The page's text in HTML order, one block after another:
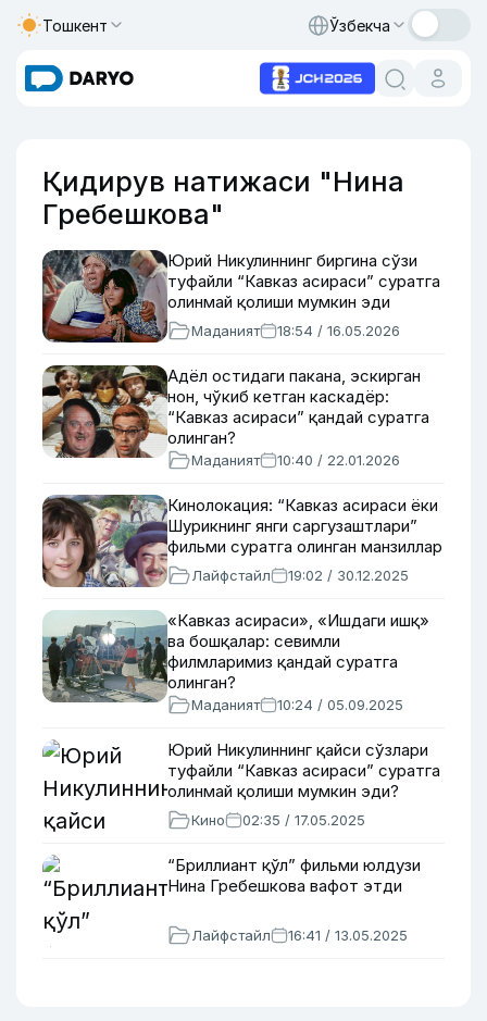
Тошкент Ўзбекча
Қидирув натижаси "Нина
Гребешкова"
Юрий Никулиннинг биргина сўзи
туфайли “Кавказ асираси” суратга
олинмай қолиши мумкин эди
Маданият 18:54 / 16.05.2026
Адёл остидаги пакана, эскирган
нон, чўкиб кетган каскадёр:
“Кавказ асираси” қандай суратга
олинган?
Маданият 10:40 / 22.01.2026
Кинолокация: “Кавказ асираси ёки
Шурикнинг янги саргузаштлари”
фильми суратга олинган манзиллар
Лайфстайл 19:02 / 30.12.2025
«Кавказ асираси», «Ишдаги ишқ»
ва бошқалар: севимли
филмларимиз қандай суратга
олинган?
Маданият 10:24 / 05.09.2025
Юрий Никулиннинг қайси сўзлари
туфайли “Кавказ асираси” суратга
олинмай қолиши мумкин эди?
Кино 02:35 / 17.05.2025
“Бриллиант қўл” фильми юлдузи
Нина Гребешкова вафот этди
Лайфстайл 16:41 / 13.05.2025